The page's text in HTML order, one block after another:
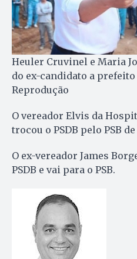
Heuler Cruvinel e Maria
do ex-candidato a prefeito
Reprodução
O vereador Elvis da
trocou o PSDB pelo PSB
O ex-vereador James
PSDB e vai para o PSB.